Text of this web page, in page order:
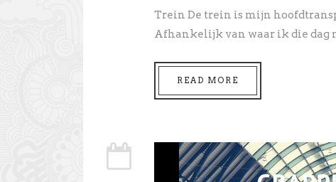
Trein De trein is mijn
Afhankelijk van waar ik die dag
READ MORE